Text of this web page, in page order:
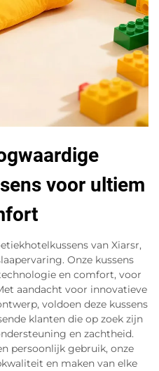
voor ultiem
van Xiarsr,
Onze kussens
en comfort, voor
aandacht voor innovatieve
voldoen deze kussens
klanten die op zoek zijn
en zachtheid.
persoonlijk gebruik, onze
en maken van elke